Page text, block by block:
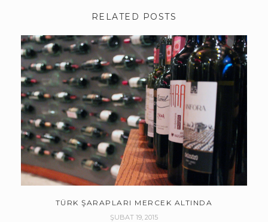
RELATED POSTS
TÜRK ŞARAPLARI MERCEK ALTINDA
ŞUBAT 19, 2015